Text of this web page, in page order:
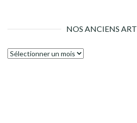
NOS ANCIENS
Nos